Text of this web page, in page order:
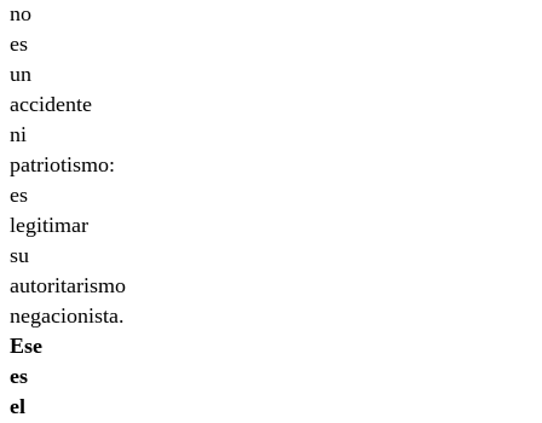
no
es
un
accidente
ni
patriotismo:
es
legitimar
su
autoritarismo
negacionista.
Ese
es
el